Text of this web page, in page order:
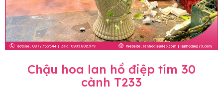
Chậu hoa lan hồ điệp tím 30
cành T233